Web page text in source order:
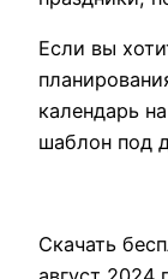
Если вы
календарь
шаблон под
Скачать